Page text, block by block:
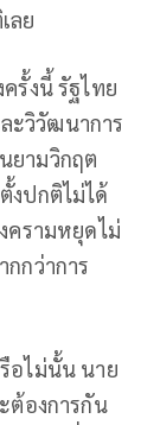
ลย
รั้งนี้ รัฐไทย
ะวิวัฒนาการ
ยามวิกฤต
งปกติไม่ได้
ครามหยุดไม่
กว่าการ
อไม่นั้น นาย
ต้องการกัน